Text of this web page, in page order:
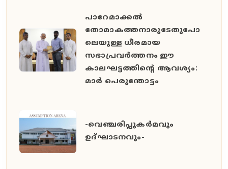
പാറേമാക്കൽ
തോമാകത്തനാരുടേതുപോ
ലെയുള്ള ധീരമായ
സഭാപ്രവർത്തനം ഈ
കാലഘട്ടത്തിൻ്റെ ആവശ്യം:
മാർ പെരുന്തോട്ടം
-വെഞ്ചരിപ്പുകർമവും
ഉദ്ഘാടനവും-